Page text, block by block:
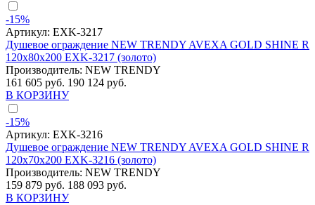
-15%
Артикул: EXK-3217
Душевое ограждение NEW TRENDY AVEXA GOLD SHINE R
120x80x200 EXK-3217 (золото)
Производитель: NEW TRENDY
161 605 руб. 190 124 руб.
В КОРЗИНУ
-15%
Артикул: EXK-3216
Душевое ограждение NEW TRENDY AVEXA GOLD SHINE R
120x70x200 EXK-3216 (золото)
Производитель: NEW TRENDY
159 879 руб. 188 093 руб.
В КОРЗИНУ